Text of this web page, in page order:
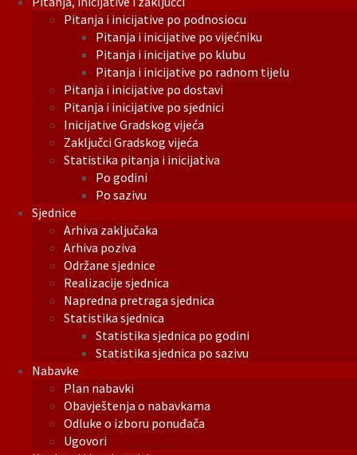
Pitanja i inicijative po podnosiocu
Pitanja i inicijative po vijećniku
Pitanja i inicijative po klubu
Pitanja i inicijative po radnom tijelu
Pitanja i inicijative po dostavi
Pitanja i inicijative po sjednici
Inicijative Gradskog vijeća
Zaključci Gradskog vijeća
Statistika pitanja i inicijativa
Po godini
Po sazivu
Sjednice
Arhiva zaključaka
Arhiva poziva
Održane sjednice
Realizacije sjednica
Napredna pretraga sjednica
Statistika sjednica
Statistika sjednica po godini
Statistika sjednica po sazivu
Nabavke
Plan nabavki
Obavještenja o nabavkama
Odluke o izboru ponuđača
Ugovori